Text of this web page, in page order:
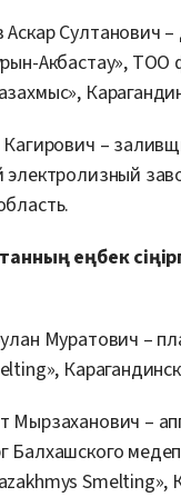
Султанович
Акбастау»,
Кагирович –
электролизный
еңбек
Муратович –
Мырзаханович –
Балхашского
Smelting»,